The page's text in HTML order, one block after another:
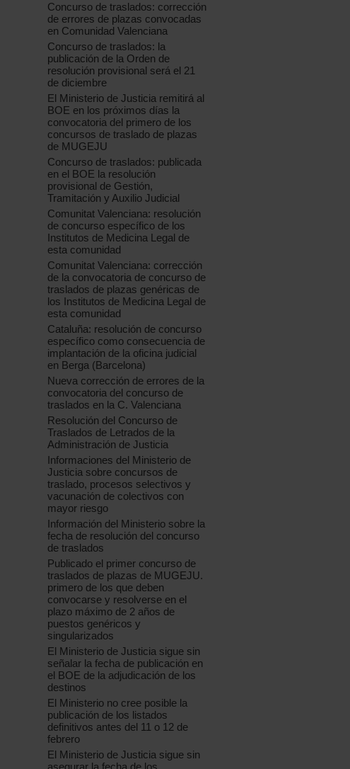
Concurso de traslados: corrección
de errores de plazas convocadas
en Comunidad Valenciana
Concurso de traslados: la
publicación de la Orden de
resolución provisional será el 21
de diciembre
El Ministerio de Justicia remitirá al
BOE en los próximos días la
convocatoria del primero de los
concursos de traslado de plazas
de MUGEJU
Concurso de traslados: publicada
en el BOE la resolución
provisional de Gestión,
Tramitación y Auxilio Judicial
Comunitat Valenciana: resolución
de concurso específico de los
Institutos de Medicina Legal de
esta comunidad
Comunitat Valenciana: corrección
de la convocatoria de concurso de
traslados de plazas genéricas de
los Institutos de Medicina Legal de
esta comunidad
Cataluña: resolución de concurso
específico como consecuencia de
implantación de la oficina judicial
en Berga (Barcelona)
Nueva corrección de errores de la
convocatoria del concurso de
traslados en la C. Valenciana
Resolución del Concurso de
Traslados de Letrados de la
Administración de Justicia
Informaciones del Ministerio de
Justicia sobre concursos de
traslado, procesos selectivos y
vacunación de colectivos con
mayor riesgo
Información del Ministerio sobre la
fecha de resolución del concurso
de traslados
Publicado el primer concurso de
traslados de plazas de MUGEJU.
primero de los que deben
convocarse y resolverse en el
plazo máximo de 2 años de
puestos genéricos y
singularizados
El Ministerio de Justicia sigue sin
señalar la fecha de publicación en
el BOE de la adjudicación de los
destinos
El Ministerio no cree posible la
publicación de los listados
definitivos antes del 11 o 12 de
febrero
El Ministerio de Justicia sigue sin